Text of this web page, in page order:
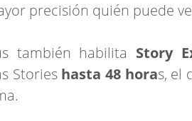
precisión quién puede
también habilita Story
Storieshasta 48 horas, el